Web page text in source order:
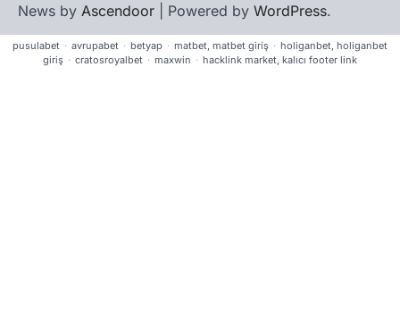
News by Ascendoor | Powered by WordPress.
pusulabet · avrupabet · betyap · matbet, matbet giriş · holiganbet, holiganbet
giriş · cratosroyalbet · maxwin · hacklink market, kalıcı footer link